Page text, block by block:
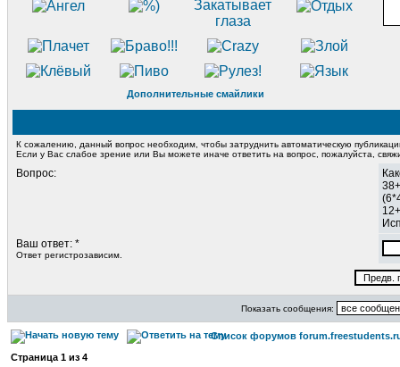
Дополнительные смайлики
К сожалению, данный вопрос необходим, чтобы затруднить автоматическую
Если у Вас слабое зрение или Вы можете иначе ответить на вопрос, пожалуйста,
Вопрос:
Ваш ответ: *
Ответ регистрозависим.
Показать сообщения:
Список форумов
Страница 1 из 4